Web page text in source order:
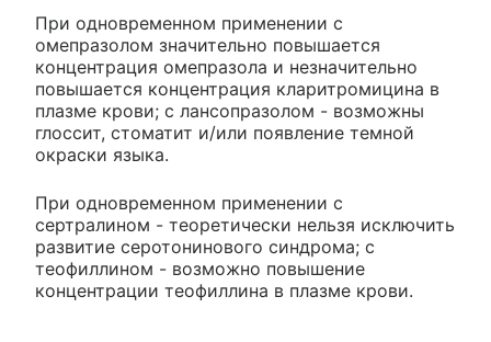
При одновременном применении с
омепразолом значительно повышается
концентрация омепразола и незначительно
повышается концентрация кларитромицина в
плазме крови; с лансопразолом - возможны
глоссит, стоматит и/или появление темной
окраски языка.
При одновременном применении с
сертралином - теоретически нельзя исключить
развитие серотонинового синдрома; с
теофиллином - возможно повышение
концентрации теофиллина в плазме крови.